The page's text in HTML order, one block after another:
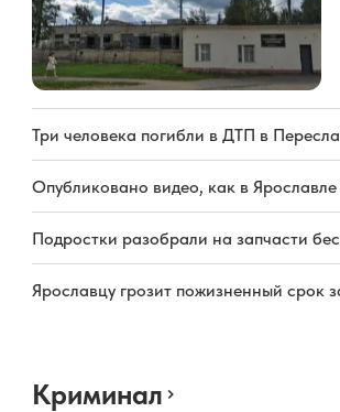
Три человека погибли в ДТП в
Опубликовано видео, как в
Подростки разобрали на запчасти
Ярославцу грозит пожизненный срок
Криминал